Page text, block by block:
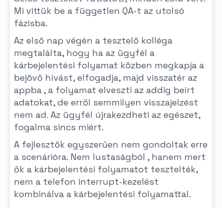
Mi vittük be a független QA-t az utolsó
fázisba.
Az első nap végén a tesztelő kolléga
megtalálta, hogy ha az ügyfél a
kárbejelentési folyamat közben megkapja a
bejövő hívást, elfogadja, majd visszatér az
appba , a folyamat elveszti az addig beírt
adatokat, de erről semmilyen visszajelzést
nem ad. Az ügyfél újrakezdheti az egészet,
fogalma sincs miért.
A fejlesztők egyszerűen nem gondoltak erre
a scenárióra. Nem lustaságból , hanem mert
ők a kárbejelentési folyamatot tesztelték,
nem a telefon interrupt-kezelést
kombinálva a kárbejelentési folyamattal.